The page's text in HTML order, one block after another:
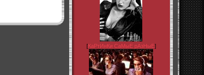
[КаРтИнКи СаМыЕ рАзНыЕ]